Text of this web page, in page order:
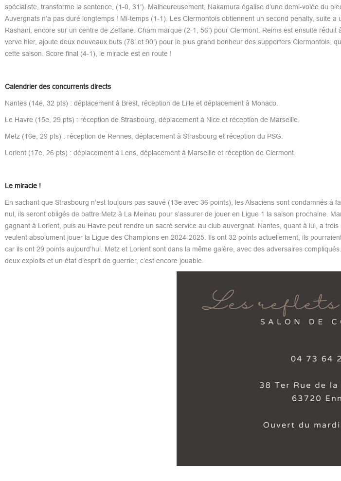
spécialiste, transforme la sentence, (1-0, 31′). Malheureusement, Nakamura égalise d’une demi-volée du
Auvergnats n’a pas duré longtemps ! Mi-temps (1-1). Les Clermontois obtiennent un second penalty, suite a
Rashani, encore sur un centre de Zeffane. Cham marque (2-1, 56′) pour Clermont. Reims est ensuite réduit
verve hier, ajoute deux nouveaux buts (78′ et 90′) pour le plus grand bonheur des supporters Clermontois,
cette saison. Score final (4-1), le miracle est en route !
Calendrier des concurrents directs
Nantes (14e, 32 pts) : déplacement à Brest, réception de Lille et déplacement à Monaco.
Le Havre (15e, 29 pts) : réception de Strasbourg, déplacement à Nice et réception de Marseille.
Metz (16e, 29 pts) : réception de Rennes, déplacement à Strasbourg et réception du PSG.
Lorient (17e, 26 pts) : déplacement à Lens, déplacement à Marseille et réception de Clermont.
Le miracle !
En sachant que Strasbourg n’est toujours pas sauvé (13e avec 36 points), les Alsaciens sont condamnés à
nul, ils seront obligés de battre Metz à La Meinau pour s’assurer de jouer en Ligue 1 la saison prochaine.
gagnant à Lorient, puis au Havre peut rendre un sacré service au club auvergnat. Nantes, quant à lui, a
veulent absolument jouer la Ligue des Champions en 2024-2025. Ils ont 32 points actuellement, ils
car ils ont 29 points aujourd’hui. Metz et Lorient sont dans la même galère, avec des adversaires
deux exploits et un état d’esprit de guerrier, c’est encore jouable.